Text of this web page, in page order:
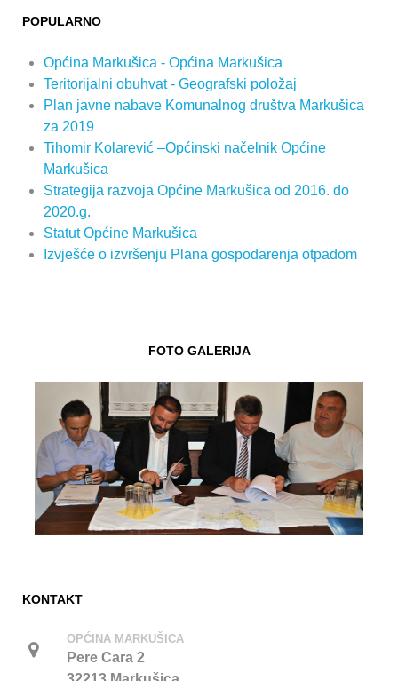
POPULARNO
Općina Markušica - Općina Markušica
Teritorijalni obuhvat - Geografski položaj
Plan javne nabave Komunalnog društva Markušica
za 2019
Tihomir Kolarević –Općinski načelnik Općine
Markušica
Strategija razvoja Općine Markušica od 2016. do
2020.g.
Statut Općine Markušica
Izvješće o izvršenju Plana gospodarenja otpadom
FOTO GALERIJA
KONTAKT
OPĆINA MARKUŠICA
Pere Cara 2